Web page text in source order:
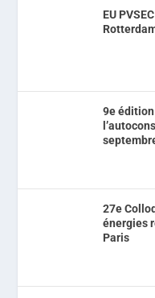
EU
9e édition
27e
énergies
Paris